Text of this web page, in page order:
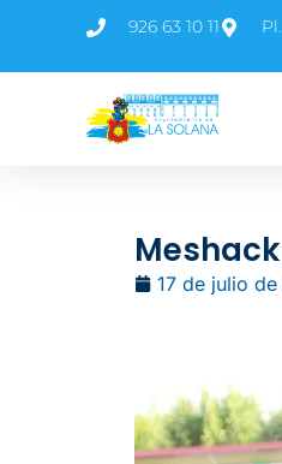
926 63 10 11
17 de julio